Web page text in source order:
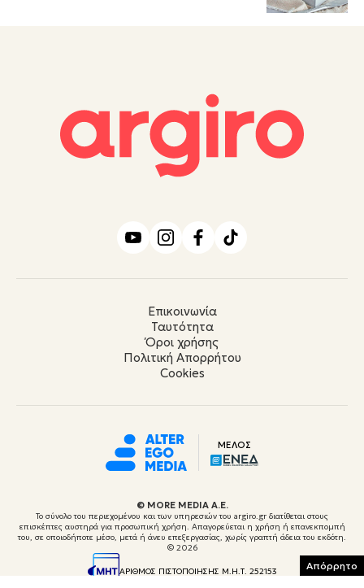
Επικοινωνία
Ταυτότητα
Όροι χρήσης
Πολιτική Απορρήτου
Cookies
ΜΕΛΟΣ
© ΜORE MEDIA Α.Ε.
Το σύνολο του περιεχομένου και των υπηρεσιών του argiro.gr διατίθεται στους
επισκέπτες αυστηρά για προσωπική χρήση. Απαγορεύεται η χρήση ή επανεκπομπή
του, σε οποιοδήποτε μέσο, μετά ή άνευ επεξεργασίας, χωρίς γραπτή άδεια του εκδότη.
© 2026
ΑΡΙΘΜΟΣ ΠΙΣΤΟΠΟΙΗΣΗΣ Μ.Η.Τ. 252153 Απόρρητο